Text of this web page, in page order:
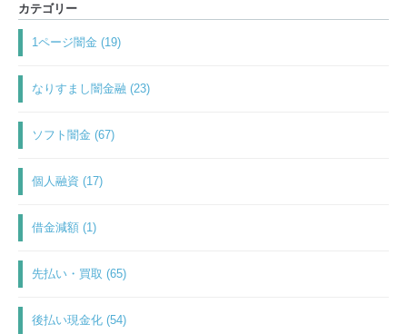
カテゴリー
1ページ闇金 (19)
なりすまし闇金融 (23)
ソフト闇金 (67)
個人融資 (17)
借金減額 (1)
先払い・買取 (65)
後払い現金化 (54)